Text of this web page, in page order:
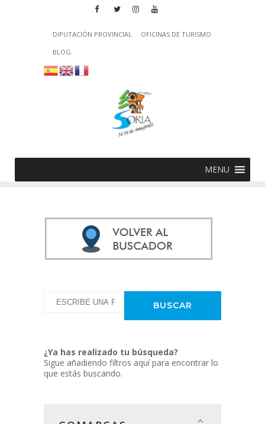
DIPUTACIÓN PROVINCIAL
OFICINAS DE TURISMO
BLOG
MENU
¿Ya has realizado tu búsqueda?
Sigue añadiendo filtros aquí para encontrar lo
que estás buscando.